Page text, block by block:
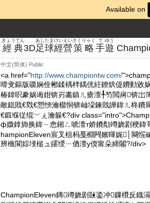
Available on
經典
きょうてん
3D足
あし
球
たま
經營
けいえい
策略
さくりゃく
手
て
遊
ゆう
中文(简体) Public
<a href="http://www.championtw.com/
嗗叏鏂版疆娴佺郴鍒楀柈鍝侊紝鐐烘偍鐨勭敓
椿鍏呮豢娲诲姏锛岃畵鎮ㄦ瘡澶╀笉閲嶈锛
敞鎴戝€戣€愬悏瀹樼恫锛屾垜鍊戝皣鍏ㄦ柊
€鍛堢従绲﹀ぇ瀹躲€?div
ф媺鎿斾换鍏ㄧ悆鎺ㄥ唬澶т娇鐨勪竴娆剧稉
hampionEleven宸叉柤杩戞棩闁嬪暉娓│闋
辨槸閬婃埐槌ュ皬绶ㄧ偤澶у偄甯朵締闂?/div>
ChampionEleven鏄竴娆剧敱鍌冲鏁欑反鐡